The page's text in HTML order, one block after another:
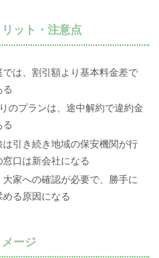
ット・注意点
は、割引額より基本料金差で
る
のプランは、途中解約で違約金
る
は引き続き地域の保安機関が行
口は新会社になる
家への確認が必要で、勝手に
る原因になる
ージ